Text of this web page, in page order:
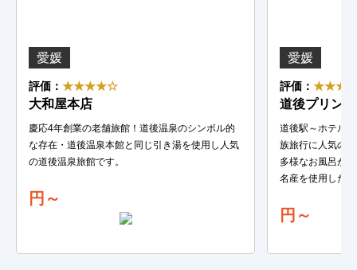
愛媛
評価： ★★★★☆
大和屋本店
慶応4年創業の老舗旅館！道後温泉のシンボル的
な存在・道後温泉本館と同じ引き湯を使用し人気
の道後温泉旅館です。
円～
愛媛
評価：
道後プリン
道後駅～ホテル
族旅行に人気の
多様なお風呂が
名産を使用した
円～